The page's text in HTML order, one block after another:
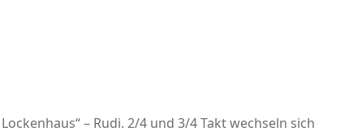
– Rudi. 2/4 und 3/4 Takt wechseln sich